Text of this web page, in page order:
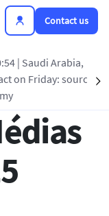
Contact us
| Saudi Arabia,
on Friday: source